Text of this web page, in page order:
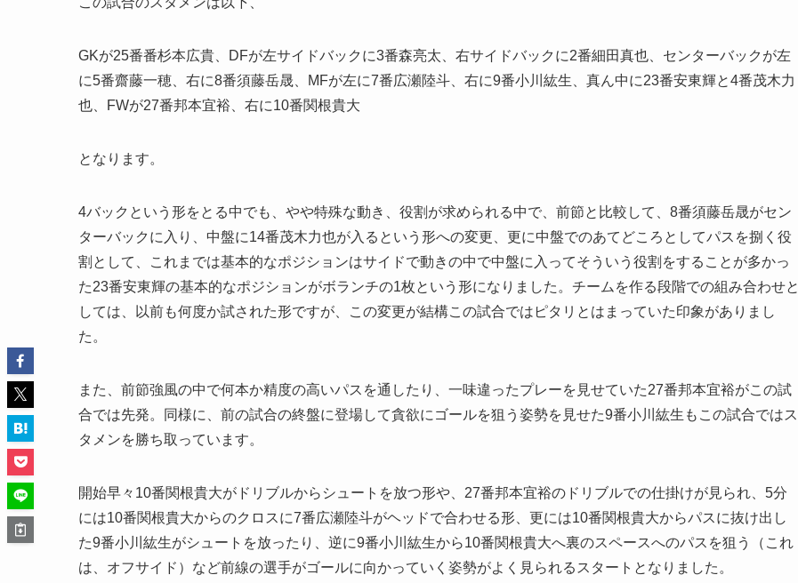
GKが25番番杉本広貴、DFが左サイドバックに3番森亮太、右サイドバックに2番細田真也、センターバックが左
に5番齋藤一穂、右に8番須藤岳晟、MFが左に7番広瀬陸斗、右に9番小川紘生、真ん中に23番安東輝と4番茂木力
也、FWが27番邦本宜裕、右に10番関根貴大
となります。
4バックという形をとる中でも、やや特殊な動き、役割が求められる中で、前節と比較して、8番須藤岳晟がセン
ターバックに入り、中盤に14番茂木力也が入るという形への変更、更に中盤でのあてどころとしてパスを捌く役
割として、これまでは基本的なポジションはサイドで動きの中で中盤に入ってそういう役割をすることが多かっ
た23番安東輝の基本的なポジションがボランチの1枚という形になりました。チームを作る段階での組み合わせと
しては、以前も何度か試された形ですが、この変更が結構この試合ではピタリとはまっていた印象がありまし
た。
また、前節強風の中で何本か精度の高いパスを通したり、一味違ったプレーを見せていた27番邦本宜裕がこの試
合では先発。同様に、前の試合の終盤に登場して貪欲にゴールを狙う姿勢を見せた9番小川紘生もこの試合ではス
タメンを勝ち取っています。
開始早々10番関根貴大がドリブルからシュートを放つ形や、27番邦本宜裕のドリブルでの仕掛けが見られ、5分
には10番関根貴大からのクロスに7番広瀬陸斗がヘッドで合わせる形、更には10番関根貴大からパスに抜け出し
た9番小川紘生がシュートを放ったり、逆に9番小川紘生から10番関根貴大へ裏のスペースへのパスを狙う（これ
は、オフサイド）など前線の選手がゴールに向かっていく姿勢がよく見られるスタートとなりました。